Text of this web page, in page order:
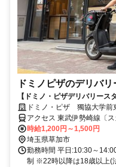
ドミノピザのデリバ
【ドミノ・ピザデリバリー
の両立も
ドミノ・ピザ 獨協大学前
アクセス 東武伊勢崎線〔
東口徒歩約2分、東武伊勢
県）東口徒歩約16分、東武
口徒歩約23分 東武伊勢崎
時給1,200円～1,500円
埼玉県草加市
勤務時間 平日:10:30～
制 ※22時以降は18歳以上(